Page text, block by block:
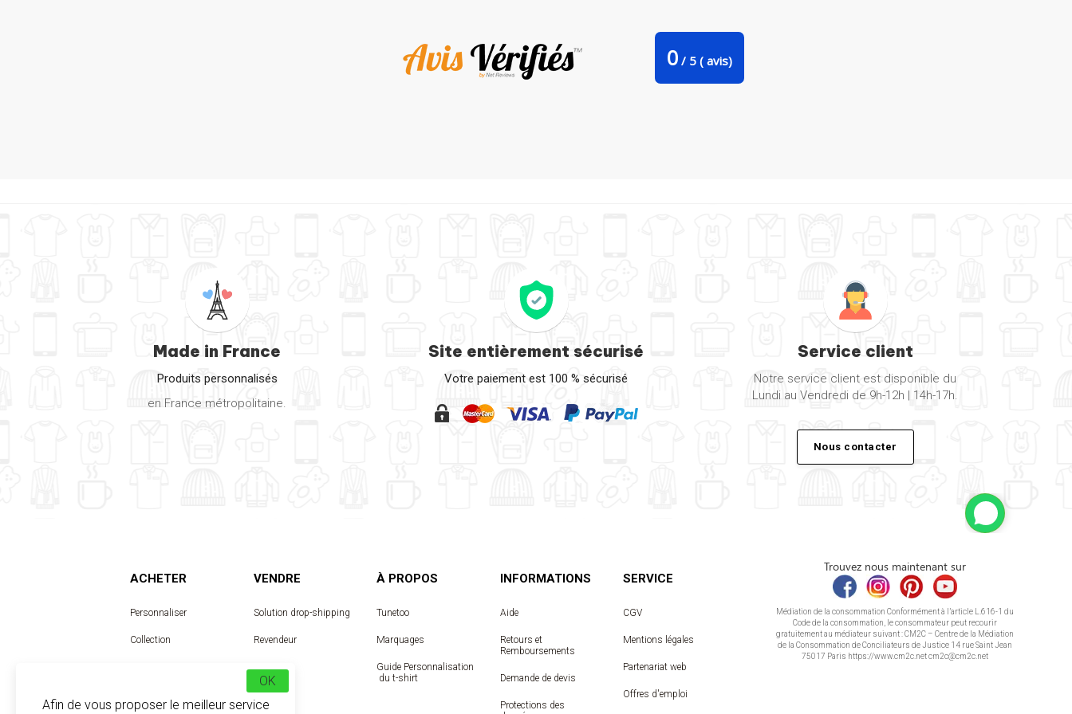
0/ 5 (avis)
Made in France
Produits personnalisés
en France métropolitaine.
Site entièrement sécurisé
Votre paiement est 100 % sécurisé
Service client
Notre service client est disponible du
Lundi au Vendredi de 9h-12h | 14h-17h.
Nous contacter
ACHETER
Personnaliser
Collection
VENDRE
Solution drop-shipping
Revendeur
Designer
À PROPOS
Tunetoo
Marquages
Guide Personnalisation
du t-shirt
INFORMATIONS
Aide
Retours et
Remboursements
Demande de devis
Protections des
SERVICE
CGV
Mentions légales
Partenariat web
Offres d'emploi
Trouvez nous maintenant sur
Médiation de la consommation Conformément à l’article L.616-1 du
Code de la consommation, le consommateur peut recourir
gratuitement au médiateur suivant : CM2C – Centre de la Médiation
de la Consommation de Conciliateurs de Justice 14 rue Saint Jean
75017 Paris https://www.cm2c.net cm2c@cm2c.net
Afin de vous proposer le meilleur service
OK